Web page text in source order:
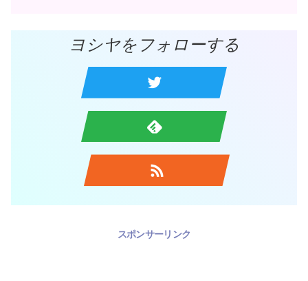
ヨシヤをフォローする
スポンサーリンク